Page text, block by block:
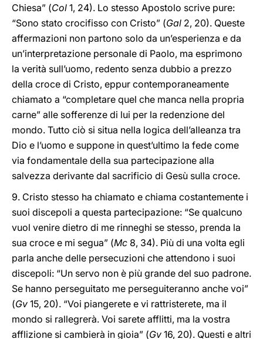
Chiesa” (Col 1, 24). Lo stesso Apostolo scrive pure:
“Sono stato crocifisso con Cristo” (Gal 2, 20). Queste
affermazioni non partono solo da un’esperienza e da
un’interpretazione personale di Paolo, ma esprimono
la verità sull’uomo, redento senza dubbio a prezzo
della croce di Cristo, eppur contemporaneamente
chiamato a “completare quel che manca nella propria
carne” alle sofferenze di lui per la redenzione del
mondo. Tutto ciò si situa nella logica dell’alleanza tra
Dio e l’uomo e suppone in quest’ultimo la fede come
via fondamentale della sua partecipazione alla
salvezza derivante dal sacrificio di Gesù sulla croce.
9. Cristo stesso ha chiamato e chiama costantemente i
suoi discepoli a questa partecipazione: “Se qualcuno
vuol venire dietro di me rinneghi se stesso, prenda la
sua croce e mi segua” (Mc 8, 34). Più di una volta egli
parla anche delle persecuzioni che attendono i suoi
discepoli: “Un servo non è più grande del suo padrone.
Se hanno perseguitato me perseguiteranno anche voi”
(Gv 15, 20). “Voi piangerete e vi rattristerete, ma il
mondo si rallegrerà. Voi sarete afflitti, ma la vostra
afflizione si cambierà in gioia” (Gv 16, 20). Questi e altri